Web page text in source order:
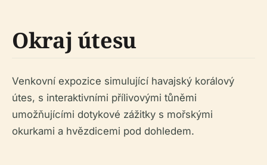
Okraj útesu
Venkovní expozice simulující havajský korálový
útes, s interaktivními přílivovými tůněmi
umožňujícími dotykové zážitky s mořskými
okurkami a hvězdicemi pod dohledem.